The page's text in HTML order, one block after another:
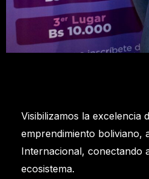
Visibilizamos la excelencia
emprendimiento boliviano,
Internacional, conectando
ecosistema.